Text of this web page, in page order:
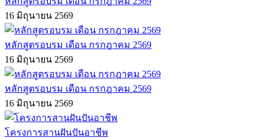
16 มิถุนายน 2569
หลักสูตรอบรม เดือน กรกฎาคม 2569
16 มิถุนายน 2569
หลักสูตรอบรม เดือน กรกฎาคม 2569
16 มิถุนายน 2569
โครงการสานฝันปันอาชีพ